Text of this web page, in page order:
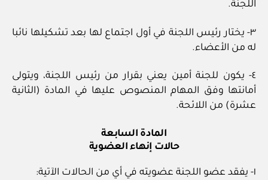
اللجنة.
٣- يختار رئيس اللجنة في أول اجتماع لها بعد تشكيلها نائبا
له من الأعضاء.
٤- يكون للجنة أمين يعني بقرار من رئيس اللجنة، ويتولى
أمانتها وفق المهام المنصوص عليها في المادة (الثانية
عشرة) من اللائحة.
المادة السابعة
حالات إنهاء العضوية
١- يفقد عضو اللجنة عضويته في أي من الحالات الآتية: